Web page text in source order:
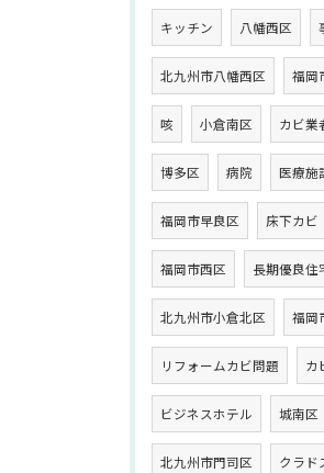
キッチン 八幡西区
北九州市八幡西区 福岡
咳 小倉南区 カビ業
博多区 病院 医療施
福岡市早良区 床下カビ
福岡市西区 長期優良住
北九州市小倉北区 福岡
リフォームカビ問題 カ
ビジネスホテル 城南区
北九州市門司区 クラド